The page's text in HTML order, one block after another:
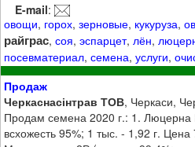
E-mail:
овощи, горох,зерновые, кукуруза,
райграс,соя,эспарцет, лён,
посевматериал,семена,услуги,
Продаж
Черкаснасінтрав ТОВ, Черкаси,
Продам семена 2020 г.: 1. Люцерна
всхожесть 95%; 1 тыс. - 1,92 г. Цена